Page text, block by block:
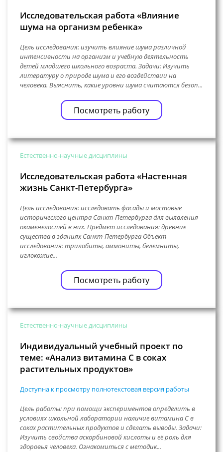
Исследовательская работа «Влияние
шума на организм ребенка»
Цель исследования: изучить влияние шума различной
интенсивности на организм и учебную деятельность
детей младшего школьного возраста. Задачи: Изучить
литературу о природе шума и его воздействии на
человека. Выяснить, какие уровни шума считаются безоп...
Посмотреть работу
Естественно-научные дисциплины
Исследовательская работа «Настенная
жизнь Санкт-Петербурга»
Цель исследования: исследовать фасады и мостовые
исторического центра Санкт-Петербурга для выявления
окаменелостей в них. Предмет исследования: древние
существа в зданиях Санкт-Петербурга Объект
исследования: трилобиты, аммониты, белемниты,
иглокожие...
Посмотреть работу
Естественно-научные дисциплины
Индивидуальный учебный проект по
теме: «Анализ витамина С в соках
растительных продуктов»
Доступна к просмотру полнотекстовая версия работы
Цель работы: при помощи экспериментов определить в
условиях школьной лаборатории наличие витамина С в
соках растительных продуктов и сделать выводы. Задачи:
Изучить свойства аскорбиновой кислоты и её роль для
здоровья человека. Ознакомиться с методик...